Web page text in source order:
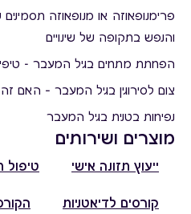
פרימנופאוזה או מנופאוזה
והנפש בתקופה של שינויים
הפחתת מתחים בגיל המעבר - טיפים
צום לסירוגין בגיל המעבר – האם
נפיחות בטנית בגיל המעבר
מוצרים ושירותים
ייעוץ תזונה אישי טיפול
קורסים לדיאטניות